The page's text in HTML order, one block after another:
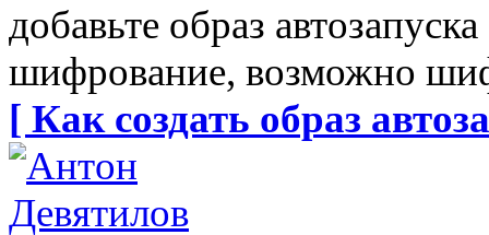
добавьте образ
шифрование, возможно
[ Как создать образ